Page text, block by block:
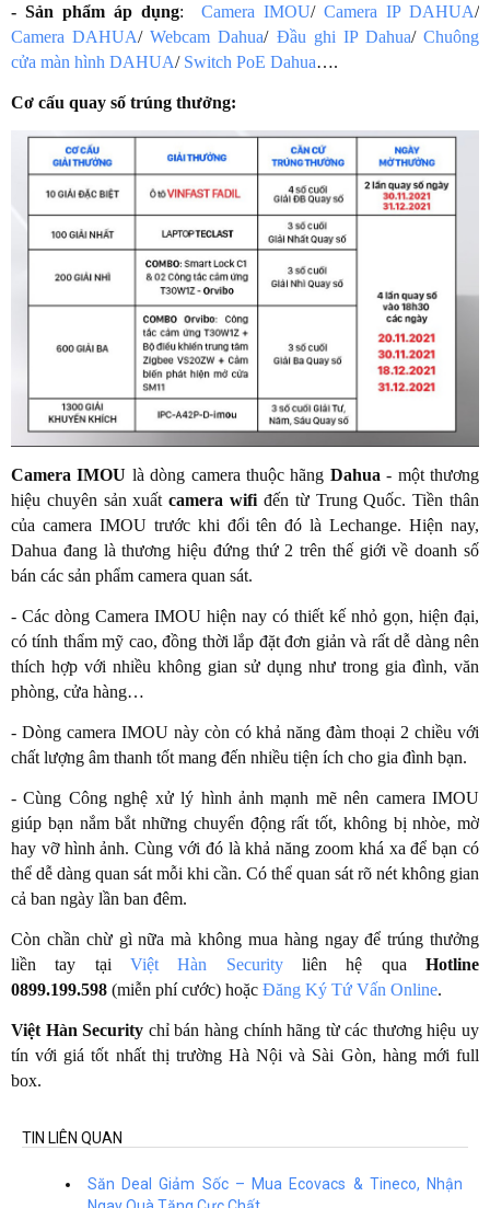
- Sản phẩm áp dụng: Camera IMOU/ Camera IP DAHUA/
Camera DAHUA/Webcam Dahua/ Đầu ghi IP Dahua/ Chuông
cửa màn hình DAHUA/ Switch PoE Dahua….
Cơ cấu quay số trúng thưởng:
Camera IMOU là dòng camera thuộc hãng Dahua - một thương
hiệu chuyên sản xuấtcamera wifi đến từ Trung Quốc. Tiền thân
của camera IMOU trước khi đổi tên đó là Lechange. Hiện nay,
Dahua đang là thương hiệu đứng thứ 2 trên thế giới về doanh số
bán các sản phẩm camera quan sát.
- Các dòng Camera IMOU hiện nay có thiết kế nhỏ gọn, hiện đại,
có tính thẩm mỹ cao, đồng thời lắp đặt đơn giản và rất dễ dàng nên
thích hợp với nhiều không gian sử dụng như trong gia đình, văn
phòng, cửa hàng…
- Dòng camera IMOU này còn có khả năng đàm thoại 2 chiều với
chất lượng âm thanh tốt mang đến nhiều tiện ích cho gia đình bạn.
- Cùng Công nghệ xử lý hình ảnh mạnh mẽ nên camera IMOU
giúp bạn nắm bắt những chuyển động rất tốt, không bị nhòe, mờ
hay vỡ hình ảnh. Cùng với đó là khả năng zoom khá xa để bạn có
thể dễ dàng quan sát mỗi khi cần. Có thể quan sát rõ nét không gian
cả ban ngày lần ban đêm.
Còn chần chừ gì nữa mà không mua hàng ngay để trúng thưởng
liền tay tại Việt Hàn Securityliên hệ quaHotline
0899.199.598 (miễn phí cước) hoặc Đăng Ký Tứ Vấn Online.
Việt Hàn Security chỉ bán hàng chính hãng từ các thương hiệu uy
tín với giá tốt nhất thị trường Hà Nội và Sài Gòn, hàng mới full
box.
TIN LIÊN QUAN
Săn Deal Giảm Sốc – Mua Ecovacs & Tineco, Nhận